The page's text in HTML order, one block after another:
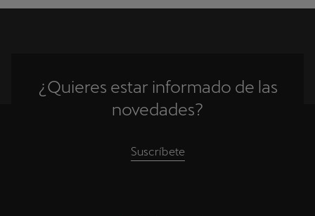
¿Quieres estar informado de las
novedades?
Suscríbete